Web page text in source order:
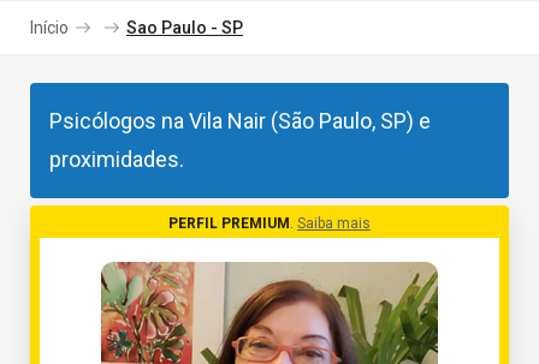
Início Sao Paulo - SP
Psicólogos na Vila Nair (São Paulo, SP) e
proximidades.
PERFIL PREMIUM Saiba mais